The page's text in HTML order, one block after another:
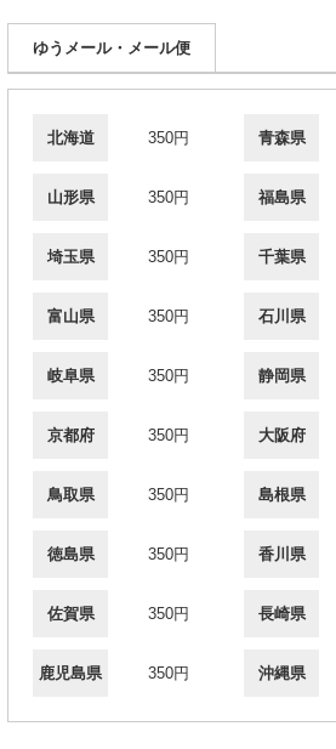
ゆうメール・メール便
北海道 350円 青森県
山形県 350円 福島県
埼玉県 350円 千葉県
富山県 350円 石川県
岐阜県 350円 静岡県
京都府 350円 大阪府
鳥取県 350円 島根県
徳島県 350円 香川県
佐賀県 350円 長崎県
鹿児島県 350円 沖縄県